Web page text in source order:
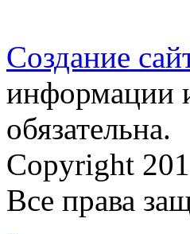
Создание
информации
обязательна.
Copyright
Все права